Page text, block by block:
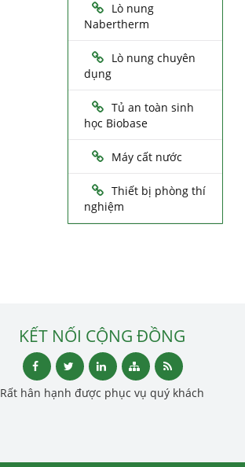
Lò nung
Nabertherm
Lò nung chuyên
dụng
Tủ an toàn sinh
học Biobase
Máy cất nước
Thiết bị phòng thí
nghiệm
KẾT NỐI CỘNG ĐỒNG
Rất hân hạnh được phục vụ quý khách